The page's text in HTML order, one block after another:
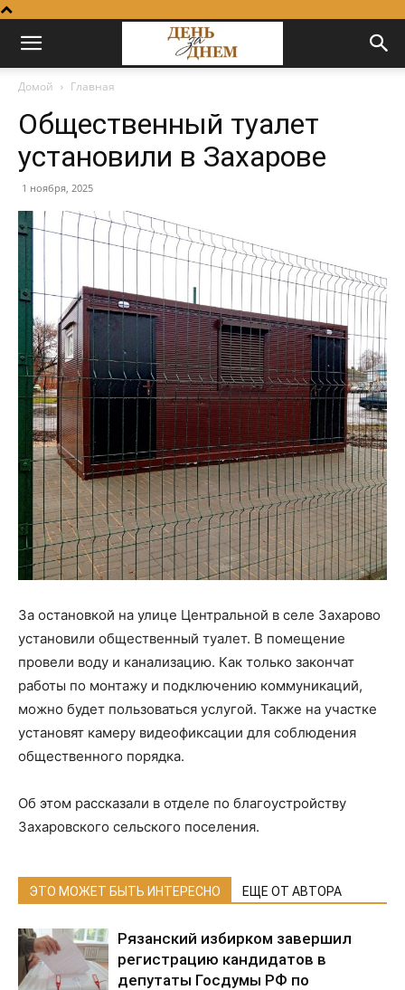
Домой Главная
Общественный туалет
установили в Захарове
1 ноября, 2025
За остановкой на улице Центральной в селе Захарово
установили общественный туалет. В помещение
провели воду и канализацию. Как только закончат
работы по монтажу и подключению коммуникаций,
можно будет пользоваться услугой. Также на участке
установят камеру видеофиксации для соблюдения
общественного порядка.
Об этом рассказали в отделе по благоустройству
Захаровского сельского поселения.
ЭТО МОЖЕТ БЫТЬ ИНТЕРЕСНО ЕЩЕ ОТ АВТОРА
Рязанский избирком завершил
регистрацию кандидатов в
депутаты Госдумы РФ по